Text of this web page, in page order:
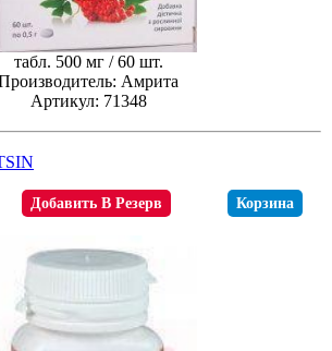
табл. 500 мг / 60 шт.
Амрита
Артикул: 71348
Добавить В Резерв Корзина